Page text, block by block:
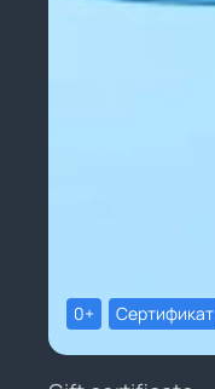
0+ Сертификат